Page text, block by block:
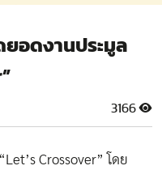
อดงานประมูล
3166
Crossover” โดย